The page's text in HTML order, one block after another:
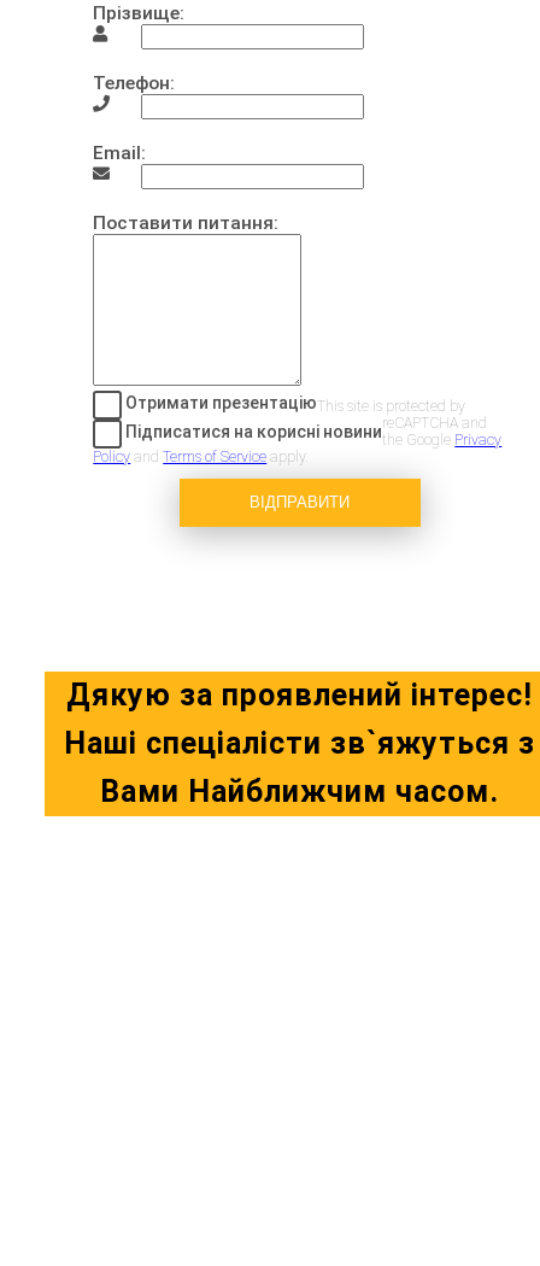
Прізвище:
Телефон:
Email:
Поставити питання:
Отримати презентацію
Підписатися на корисні новини
This site is protected by
reCAPTCHA and
the Google Privacy
Policy andTerms of Service apply.
ВІДПРАВИТИ
Дякую за проявлений інтерес!
Наші спеціалісти зв`яжуться з
Вами Найближчим часом.